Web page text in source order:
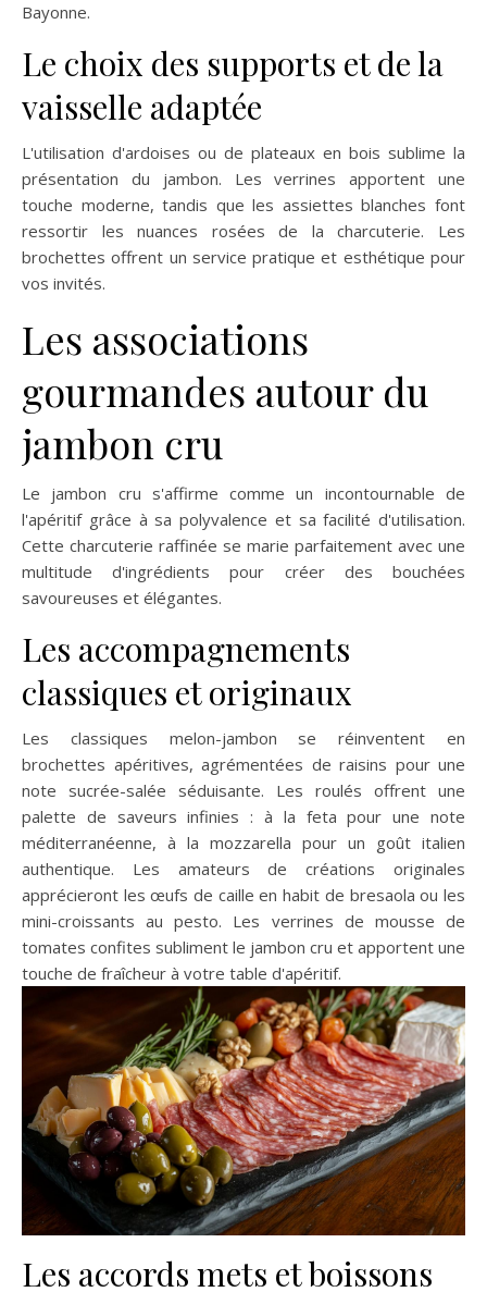
Bayonne.
Le choix des supports et de la
vaisselle adaptée
L'utilisation d'ardoises ou de plateaux en bois sublime la
présentation du jambon. Les verrines apportent une
touche moderne, tandis que les assiettes blanches font
ressortir les nuances rosées de la charcuterie. Les
brochettes offrent un service pratique et esthétique pour
vos invités.
Les associations
gourmandes autour du
jambon cru
Le jambon cru s'affirme comme un incontournable de
l'apéritif grâce à sa polyvalence et sa facilité d'utilisation.
Cette charcuterie raffinée se marie parfaitement avec une
multitude d'ingrédients pour créer des bouchées
savoureuses et élégantes.
Les accompagnements
classiques et originaux
Les classiques melon-jambon se réinventent en
brochettes apéritives, agrémentées de raisins pour une
note sucrée-salée séduisante. Les roulés offrent une
palette de saveurs infinies : à la feta pour une note
méditerranéenne, à la mozzarella pour un goût italien
authentique. Les amateurs de créations originales
apprécieront les œufs de caille en habit de bresaola ou les
mini-croissants au pesto. Les verrines de mousse de
tomates confites subliment le jambon cru et apportent une
touche de fraîcheur à votre table d'apéritif.
Les accords mets et boissons